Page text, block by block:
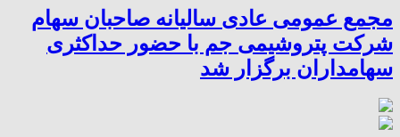
مجمع عمومی عادی سالیانه صاحبان سهام
شرکت پتروشیمی جم با حضور حداکثری
سهامداران برگزار شد